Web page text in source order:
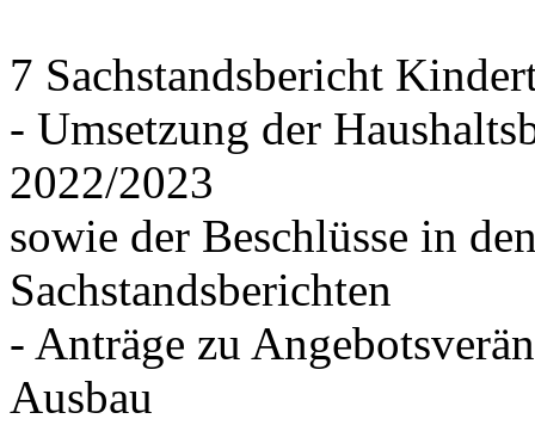
7 Sachstandsbericht
- Umsetzung der
2022/2023
sowie der Beschlüsse in
Sachstandsberichten
- Anträge zu
Ausbau